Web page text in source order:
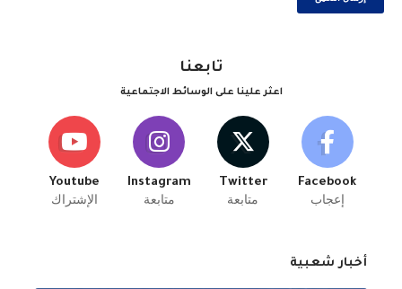
تابعنا
اعثر علينا على الوسائط الاجتماعية
Facebook
إعجاب
Twitter
متابعة
Instagram
متابعة
Youtube
الإشتراك
أخبار شعبية